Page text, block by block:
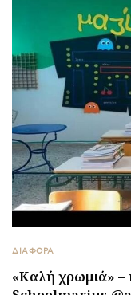
ΔΙΑΦΟΡΑ
«Καλή χρωμιά» –